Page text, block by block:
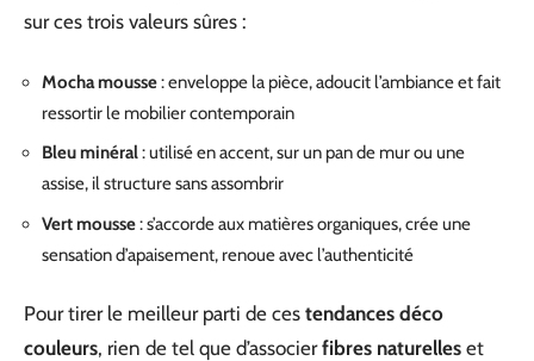
sur ces trois valeurs sûres :
Mocha mousse: enveloppe la pièce, adoucit l’ambiance et fait
ressortir le mobilier contemporain
Bleu minéral: utilisé en accent, sur un pan de mur ou une
assise, il structure sans assombrir
Vert mousse: s’accorde aux matières organiques, crée une
sensation d’apaisement, renoue avec l’authenticité
Pour tirer le meilleur parti de ces tendances déco
couleurs, rien de tel que d’associerfibres naturelles et